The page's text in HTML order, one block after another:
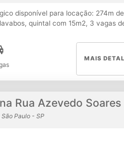
disponível para locação: 274m
quintal com 15m2, 3 vagas
Franco ???? Ao lado de: Shopping
???? Características do Imóvel: • Área
104,65 m² * Fachada: 10
Exclusivas: 3 vagas para
MAIS
Rua Azevedo Soares
São Paulo - SP